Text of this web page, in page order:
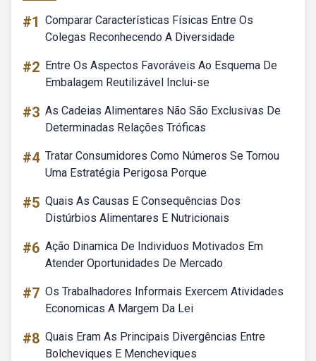
#1 Comparar Características Físicas Entre Os
Colegas Reconhecendo A Diversidade
#2 Entre Os Aspectos Favoráveis Ao Esquema De
Embalagem Reutilizável Inclui-se
#3 As Cadeias Alimentares Não São Exclusivas De
Determinadas Relações Tróficas
#4 Tratar Consumidores Como Números Se Tornou
Uma Estratégia Perigosa Porque
#5 Quais As Causas E Consequências Dos
Distúrbios Alimentares E Nutricionais
#6 Ação Dinamica De Individuos Motivados Em
Atender Oportunidades De Mercado
#7 Os Trabalhadores Informais Exercem Atividades
Economicas A Margem Da Lei
#8 Quais Eram As Principais Divergências Entre
Bolcheviques E Mencheviques